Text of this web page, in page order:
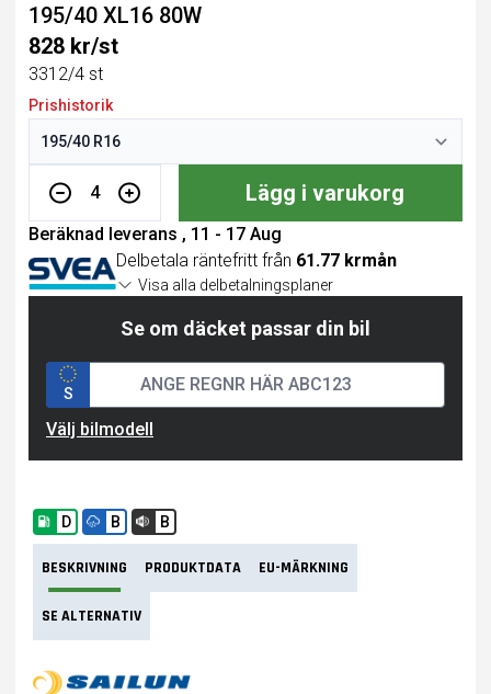
195/40 XL16 80W
828 kr/st
3312/4 st
Prishistorik
4 Lägg i varukorg
Beräknad leverans , 11 - 17 Aug
Delbetala räntefritt från 61.77 krmån
Visa alla delbetalningsplaner
Se om däcket passar din bil
S
Välj bilmodell
D B B
BESKRIVNING PRODUKTDATA EU-MÄRKNING
SE ALTERNATIV